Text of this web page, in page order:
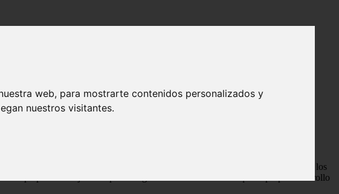
web, para mostrarte contenidos personalizados y
nuestros visitantes.
, con el propósito de dar a conocer los
preparar a los jóvenes para integrarse al mercado laboral que el propio desarrollo